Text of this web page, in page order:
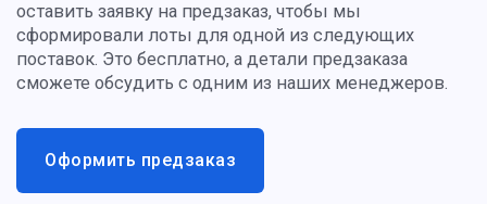
оставить заявку на предзаказ, чтобы мы
сформировали лоты для одной из следующих
поставок. Это бесплатно, а детали предзаказа
сможете обсудить с одним из наших менеджеров.
Оформить предзаказ